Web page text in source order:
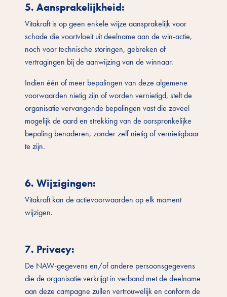
5. Aansprakelijkheid:
Vitakraft is op geen enkele wijze aansprakelijk voor
schade die voortvloeit uit deelname aan de win-actie,
noch voor technische storingen, gebreken of
vertragingen bij de aanwijzing van de winnaar.
Indien één of meer bepalingen van deze algemene
voorwaarden nietig zijn of worden vernietigd, stelt de
organisatie vervangende bepalingen vast die zoveel
mogelijk de aard en strekking van de oorspronkelijke
bepaling benaderen, zonder zelf nietig of vernietigbaar
te zijn.
6. Wijzigingen:
Vitakraft kan de actievoorwaarden op elk moment
wijzigen.
7. Privacy:
De NAW-gegevens en/of andere persoonsgegevens
die de organisatie verkrijgt in verband met de deelname
aan deze campagne zullen vertrouwelijk en conform de